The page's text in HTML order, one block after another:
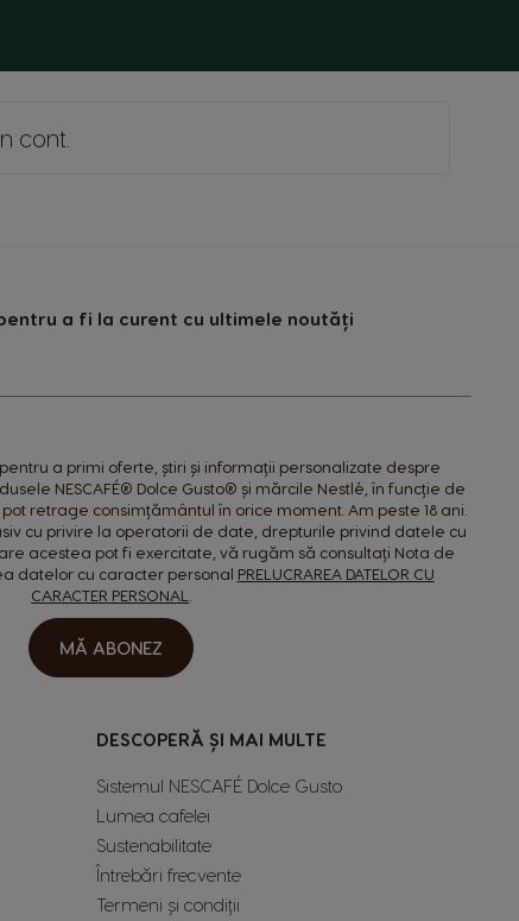
cont
a fi la curent cu ultimele noutăți
a primi oferte, știri și informații personalizate despre
NESCAFÉ® Dolce Gusto® și mărcile Nestlé, în funcție de
retrage consimțământul în orice moment. Am peste 18 ani.
cu privire la operatorii de date, drepturile privind datele cu
acestea pot fi exercitate, vă rugăm să consultați Nota de
datelor cu caracter personal PRELUCRAREA DATELOR CU
CARACTER PERSONAL
MĂ ABONEZ
DESCOPERĂ ȘI MAI MULTE
Sistemul NESCAFÉ Dolce Gusto
Lumea cafelei
Sustenabilitate
Întrebări frecvente
Termeni și condiții